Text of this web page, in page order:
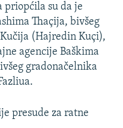
priopćila su da je
Thaçija, bivšeg
(Hajredin Kuçi),
agencije Baškima
gradonačelnika
presude za ratne